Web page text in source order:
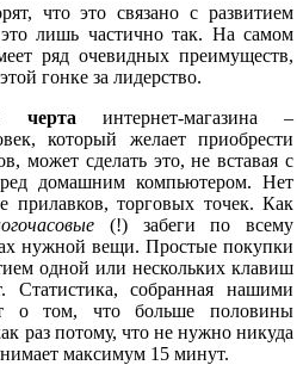
что это связано с развитием
лишь частично так. На самом
ряд очевидных преимуществ,
гонке за лидерство.
черта интернет-магазина –
который желает приобрести
может сделать это, не вставая с
домашним компьютером. Нет
прилавков, торговых точек. Как
(!) забеги по всему
нужной вещи. Простые покупки
одной или нескольких клавиш
собранная нашими
о том, что больше половины
раз потому, что не нужно никуда
максимум 15 минут.